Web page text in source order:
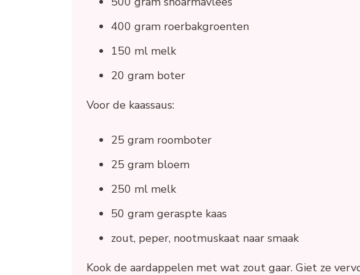
400 gram roerbakgroenten
150 ml melk
20 gram boter
Voor de kaassaus:
25 gram roomboter
25 gram bloem
250 ml melk
50 gram geraspte kaas
zout, peper, nootmuskaat naar smaak
Kook de aardappelen met wat zout gaar. Giet ze